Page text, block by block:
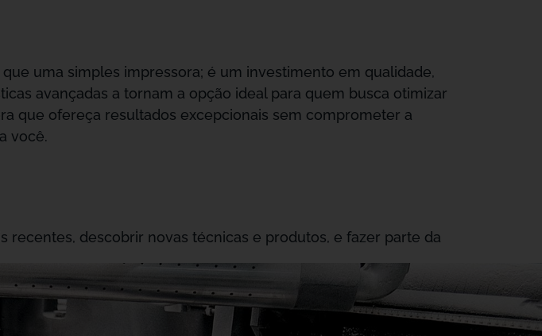
uma simples impressora; é um investimento em qualidade,
avançadas a tornam a opção ideal para quem busca otimizar
que ofereça resultados excepcionais sem comprometer a
você.
recentes, descobrir novas técnicas e produtos, e fazer parte da